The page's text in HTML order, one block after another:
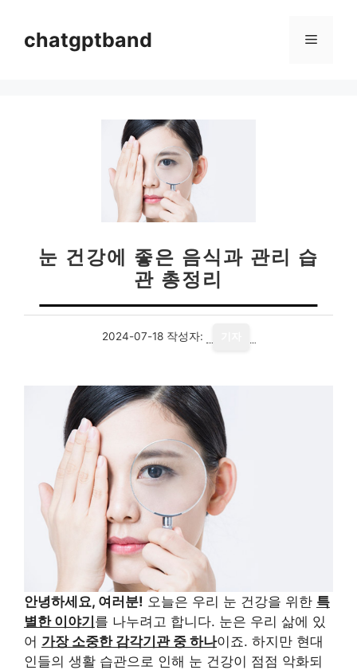
chatgptband 메
눈 건강에 좋은 음식과 관리 습
관 총정리
2024-07-18 작성자:
안녕하세요, 여러분! 오늘은 우리 눈 건강을 위한 특
별한 이야기를 나누려고 합니다. 눈은 우리 삶에 있
어 가장 소중한 감각기관 중 하나이죠. 하지만 현대
인들의 생활 습관으로 인해 눈 건강이 점점 악화되